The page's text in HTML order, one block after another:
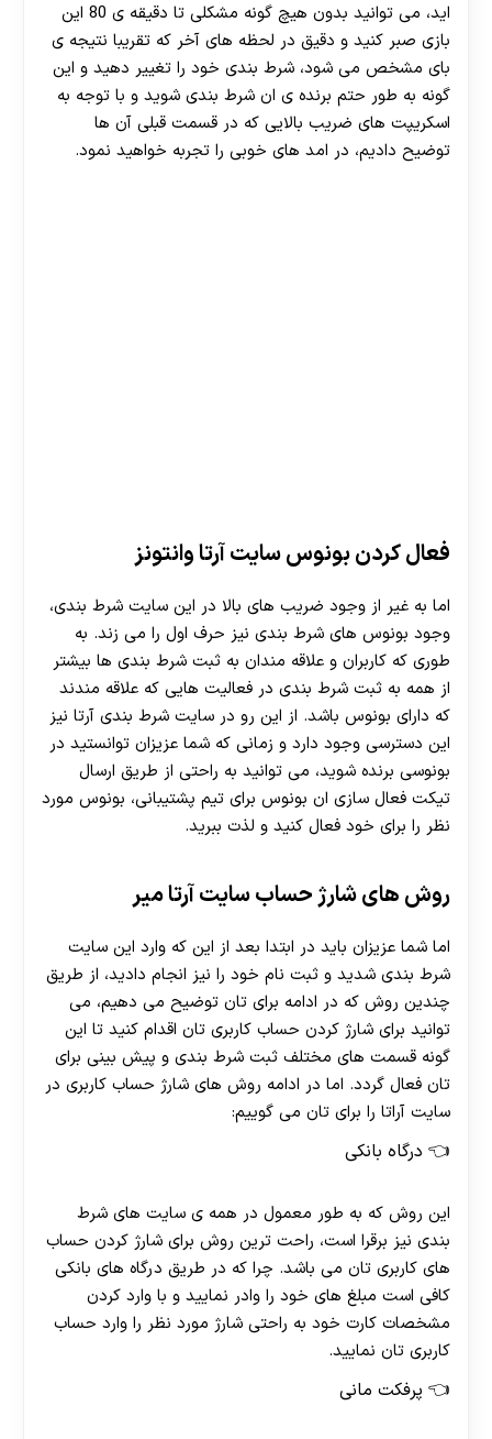
اید، می توانید بدون هیچ گونه مشکلی تا دقیقه ی 80 این
بازی صبر کنید و دقیق در لحظه های آخر که تقریبا نتیجه ی
بای مشخص می شود، شرط بندی خود را تغییر دهید و این
گونه به طور حتم برنده ی ان شرط بندی شوید و با توجه به
اسکریپت های ضریب بالایی که در قسمت قبلی آن ها
توضیح دادیم، در امد های خوبی را تجربه خواهید نمود.
فعال کردن بونوس سایت آرتا وانتونز
اما به غیر از وجود ضریب های بالا در این سایت شرط بندی،
وجود بونوس های شرط بندی نیز حرف اول را می زند. به
طوری که کاربران و علاقه مندان به ثبت شرط بندی ها بیشتر
از همه به ثبت شرط بندی در فعالیت هایی که علاقه مندند
که دارای بونوس باشد. از این رو در سایت شرط بندی آرتا نیز
این دسترسی وجود دارد و زمانی که شما عزیزان توانستید در
بونوسی برنده شوید، می توانید به راحتی از طریق ارسال
تیکت فعال سازی ان بونوس برای تیم پشتیبانی، بونوس مورد
نظر را برای خود فعال کنید و لذت ببرید.
روش های شارژ حساب سایت آرتا میر
اما شما عزیزان باید در ابتدا بعد از این که وارد این سایت
شرط بندی شدید و ثبت نام خود را نیز انجام دادید، از طریق
چندین روش که در ادامه برای تان توضیح می دهیم، می
توانید برای شارژ کردن حساب کاربری تان اقدام کنید تا این
گونه قسمت های مختلف ثبت شرط بندی و پیش بینی برای
تان فعال گردد. اما در ادامه روش های شارژ حساب کاربری در
سایت آراتا را برای تان می گوییم:
درگاه بانکی
این روش که به طور معمول در همه ی سایت های شرط
بندی نیز برقرا است، راحت ترین روش برای شارژ کردن حساب
های کاربری تان می باشد. چرا که در طریق درگاه های بانکی
کافی است مبلغ های خود را وادر نمایید و با وارد کردن
مشخصات کارت خود به راحتی شارژ مورد نظر را وارد حساب
کاربری تان نمایید.
پرفکت مانی